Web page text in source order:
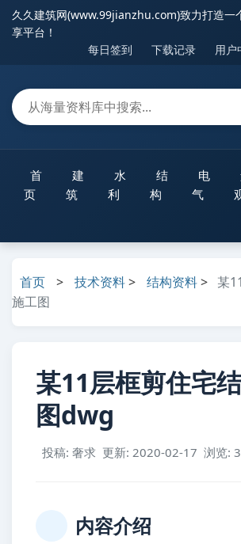
久久建筑网(www.99jianzhu.com)致力打造一
享平台！
每日签到
下载记录 用户
首
页
建
筑
水
利
结
构
电
气
首页 > 技术资料> 结构资料> 某
施工图
某11层框剪住宅
图dwg
投稿: 奢求 更新: 2020-02-17 浏览:
内容介绍